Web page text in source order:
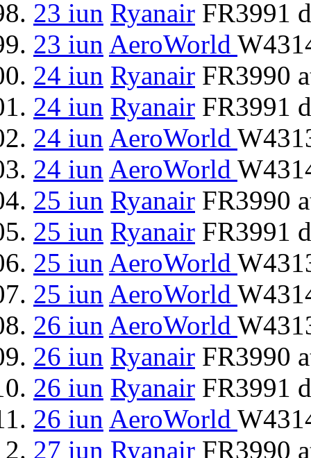
23 iun Ryanair FR3991
23 iun AeroWorld
24 iun Ryanair FR3990
24 iun Ryanair FR3991
24 iun AeroWorld
24 iun AeroWorld
25 iun Ryanair FR3990
25 iun Ryanair FR3991
25 iun AeroWorld
25 iun AeroWorld
26 iun AeroWorld
26 iun Ryanair FR3990
26 iun Ryanair FR3991
26 iun AeroWorld
27 iun Ryanair FR3990